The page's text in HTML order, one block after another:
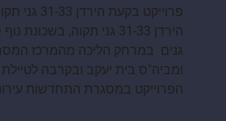
פרוייקט בקעת
הירדן 31-33 גני תקוה,
גנים במרחק הליכה מהמרכז
ומביה"ס בית יעקב ובקרבה
הפרוייקט במסגרת התחדשות